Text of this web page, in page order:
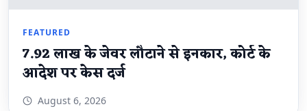
FEATURED
7.92 लाख के जेवर लौटाने से इनकार, कोर्ट के
आदेश पर केस दर्ज
August 6, 2026